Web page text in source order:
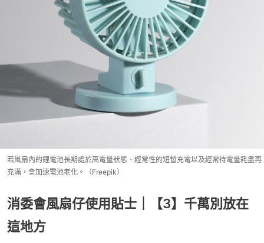
若風扇內的鋰電池長期處於高電量狀態、經常性的短暫充電以及經常待電量耗盡再
充滿，會加速電池老化。（Freepik）
消委會風扇仔使用貼士｜【3】千萬別放在
這地方